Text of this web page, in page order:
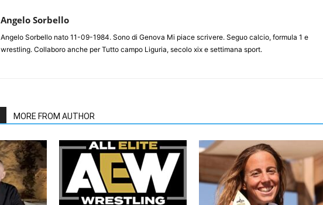
Angelo Sorbello
Angelo Sorbello nato 11-09-1984. Sono di Genova Mi piace scrivere. Seguo calcio, formula 1 e
wrestling. Collaboro anche per Tutto campo Liguria, secolo xix e settimana sport.
MORE FROM AUTHOR